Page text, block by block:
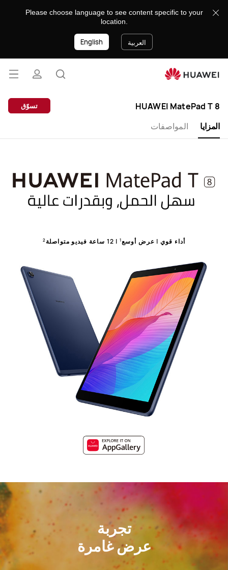
MatePad
Please choose language to see content specific to your
location.
العربية English
فتح
HUAWEI MatePad T 8
المزايا
المواصفات
تسوّق
أداء قوي | عرض أوسع1 | 12 ساعة فيديو متواصلة 2
تجربة
عرض غامرة